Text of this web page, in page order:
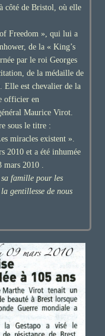
côté de Bristol, où elle
Freedom », qui lui a
de la « King’s
par le roi Georges
de la médaille de
Elle est chevalier de la
officier en
Maurice Virot.
sous le titre :
miracles existent ».
2010 et a été inhumée
2010 .
sa famille pour les
gentillesse de nous